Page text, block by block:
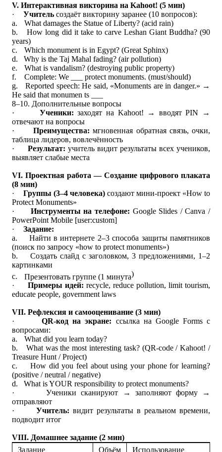
V. Интерактивная викторина на Kahoot! (5 мин)
·
Учитель создаёт викторину заранее (10 вопросов):
a.
What damages the Statue of Liberty? (acid rain)
b.
How long did it take to carve Leshan Giant Buddha? (90
years)
c.
Which monument is in Egypt? (Great Sphinx)
d.
Why is the Taj Mahal fading? (air pollution)
e.
What is vandalism? (destroying public property)
f.
Complete: We ___ protect monuments. (must/should)
g.
Reported speech: He said, «Monuments are in danger.» →
He said that monumen ts ___
8–10. Дополнительные вопросы
·
Ученики: заходят на Kahoot! → вводят PIN →
отвечают на вопросы
·
Преимущества: мгновенная обратная связь, очки,
таблица лидеров, вовлечённость
·
Результат: учитель видит результаты всех учеников,
выявляет слабые места
VI. Проектная работа — Создание цифрового плаката
(8 мин)
·
Группы (3–4 человека) создают мини-проект «How to
Protect Monuments»
·
Инструменты на телефоне: Google Slides / Canva /
PowerPoint Mobile [user:custom]
·
Задание:
a.
Найти в интернете 2–3 способа защиты памятников
(поиск по запросу «how to protect monuments»)
b.
Создать слайд с заголовком, 3 предложениями, 1–2
картинками
c.
Презентовать группе (1 минута)
·
Примеры идей: recycle, reduce pollution, limit tourism,
educate people, government laws
VII. Рефлексия и самооценивание (3 мин)
·
QR-код на экране: ссылка на Google Forms с
вопросами:
a.
What did you learn today?
b.
What was the most interesting task? (QR-code / Kahoot! /
Treasure Hunt / Project)
c.
How did you feel about using your phone for learning?
(positive / neutral / negative)
d.
What is YOUR responsibility to protect monuments?
·
Ученики сканируют → заполняют форму →
отправляют
·
Учитель: видит результаты в реальном времени,
подводит итог
VIII. Домашнее задание (2 мин)
Задание
Объём Использование